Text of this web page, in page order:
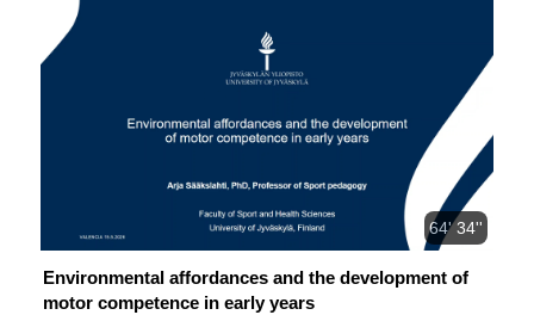
64' 34''
Environmental affordances and the development of
motor competence in early years